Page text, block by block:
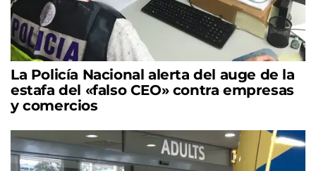
La Policía Nacional alerta del auge de la
estafa del «falso CEO» contra empresas
y comercios